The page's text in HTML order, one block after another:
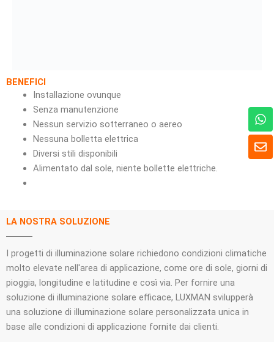
BENEFICI
Installazione ovunque
Senza manutenzione
Nessun servizio sotterraneo o aereo
Nessuna bolletta elettrica
Diversi stili disponibili
Alimentato dal sole, niente bollette elettriche.
LA NOSTRA SOLUZIONE
I progetti di illuminazione solare richiedono condizioni climatiche
molto elevate nell'area di applicazione, come ore di sole, giorni di
pioggia, longitudine e latitudine e così via. Per fornire una
soluzione di illuminazione solare efficace, LUXMAN svilupperà
una soluzione di illuminazione solare personalizzata unica in
base alle condizioni di applicazione fornite dai clienti.
B
u
W
h
a
t
s